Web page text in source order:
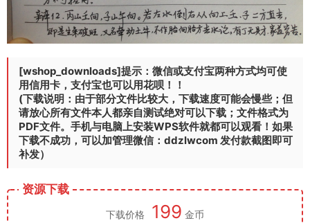
[wshop_downloads]提示：微信或支付宝两种方式均可使
用信用卡，支付宝也可以用花呗！！
(下载说明：由于部分文件比较大，下载速度可能会慢些；但
请放心所有文件本人都亲自测试绝对可以下载；文件格式为
PDF文件。手机与电脑上安装WPS软件就都可以观看！如果
下载不成功，可以加管理微信：ddzlwcom 发付款截图即可
补发）
资源下载
下载价格 199 金币